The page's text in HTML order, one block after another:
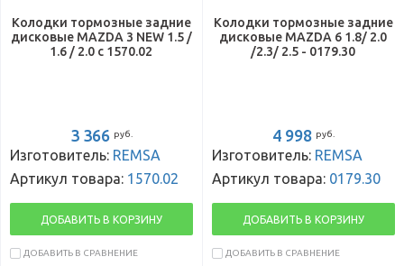
Колодки тормозные задние
дисковые MAZDA 3 NEW 1.5 /
1.6 / 2.0 с 1570.02
3 366 руб.
Изготовитель: REMSA
Артикул товара: 1570.02
ДОБАВИТЬ В КОРЗИНУ
ДОБАВИТЬ В СРАВНЕНИЕ
Колодки тормозные задние
дисковые MAZDA 6 1.8/ 2.0
/2.3/ 2.5 - 0179.30
4 998 руб.
Изготовитель: REMSA
Артикул товара: 0179.30
ДОБАВИТЬ В КОРЗИНУ
ДОБАВИТЬ В СРАВНЕНИЕ